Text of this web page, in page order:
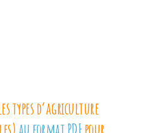
types d’agriculture